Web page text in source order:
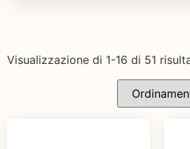
Visualizzazione di 1-16 di 51